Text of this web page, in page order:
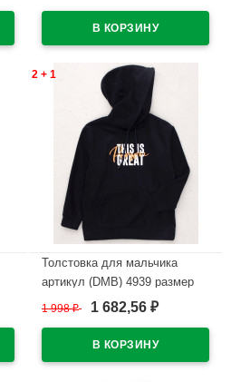
2 + 1
Толстовка для мальчика
артикул (DMB) 4939 размер
32/128-44/164 цвет темно-
1 998₽ 1 682,56 ₽